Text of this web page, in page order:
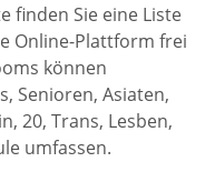
finden Sie eine Liste
Online-Plattform frei
können
Senioren, Asiaten,
20, Trans, Lesben,
umfassen.